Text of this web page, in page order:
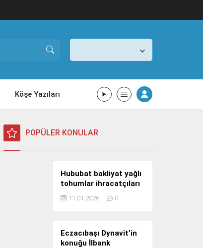
Köşe Yazıları
POPÜLER KONULAR
Hububat bakliyat yağlı
tohumlar ihracatçıları
Güney Kore yolcusu
11.01.2026 0
Eczacıbaşı Dynavit’in
konuğu İlbank